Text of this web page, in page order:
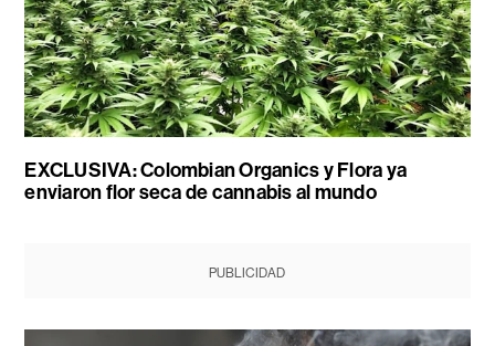
EXCLUSIVA: Colombian Organics y Flora ya
enviaron flor seca de cannabis al mundo
PUBLICIDAD